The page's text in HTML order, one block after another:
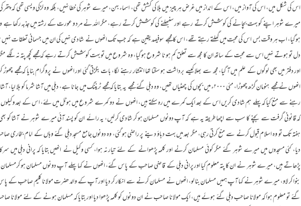
اس کی شکل میں، اس کی آواز میں، اس کے انداز میں غرض ہر چیز میں بلا کی کشش تھی، اسماء بہن، میرے شوہر کی خطا نہیں، بلکہ وہ لڑکی ویسی تھی کہ
میرے شوہر اپنے کو بہت بچانے کی کوشش کرتے رہے اور سنبھلنے کی کوشش کرتے رہے، مگر اللہ نے مرد و عورت کے رشتہ میں جذبہ رکھا ہے
ہو گیا، اب ہر وقت بس اس کی محبت میں گھلتے رہتے تھے، اس کا مجھے سوفیصد یقین ہے کہ جب تک انھوں نے شادی نہیں کی ان میں جسمانی تعلقات
دل تو ہوتے نہیں اس سے محبت کے ساتھ ان کا مجھ سے تعلق کم ہو نا شروع ہو گیا، وہ شروع میں تو بہت کوشش کرتے رہے کہ مجھے کچھ پتہ نہ لگے مگر
اور دفتر میں بھی لوگوں کے علم میں آ گیا، مجھ سے بھلا کیسے برداشت ہو سکتا تھا انتشار رہنے لگا، بات بگڑتی گئی اور انھوں نے پروگرام بنایا کہ
انھوں نے مجھے ہنومان گڑھ چھوڑا، مئی ۲۰۰۰ء میں بچوں کی چھٹیاں تھیں، وہ دہلی گئے مجھے یہ بتایا کہ مجھے ٹریننگ میں جانا ہے، دہلی میں
رہنے سے منع کیا کہ پہلے ہم شادی کریں اس کے بعد ایک کمرے میں رہ سکتے ہیں، انھوں نے دو کمرے شروع میں ہوٹل میں لئے، اس کے بعد
کہ قانونی گرفت سے بچنے کا سب سے اچھا طریقہ یہ ہے کہ آپ دونوں مسلمان ہو کر شادی کر لیں، یہ رائے ان کو پسند آئی میرے شوہر نے آشا کو
ہفتہ تک تو وہ اسلام قبول کرنے سے منع کرتی رہی، مگر بعد میں بہت دباؤ دینے پر راضی ہو گئی، وہ دونوں جامع مسجد دہلی گئے وہاں کے امام
دیا، کئی مسجدوں میں میرے شوہر گئے مگر کوئی مسلمان کرنے اور کلمہ پڑھوانے کے لئے تیار نہ ہوا، کسی وکیل نے انھیں بتایا کہ پرانی دہلی
پڑھاتے ہیں، میرے شوہر نے ان کا پتہ معلوم کیا اور پرانی دہلی کے قاضی صاحب کے پاس گئے، انھوں نے کہا پہلے آپ دونوں مسلمان ہو
بنوا کر لاو، میرے شوہر نے کہا آپ ہمیں مسلمان بنا لو، انھوں نے مسلمان کرنے سے انکار کر دیا اور آپ کے والد حضرت مولانا کلیم صاحب کے
گئے تو معلوم ہوا کہ مولانا صاحب دہلی گئے ہوئے ہیں، ایک مولانا صاحب نے ان دونوں کو کلمہ پڑھوا دیا اور بتایا کہ مسلمان ہونے کے لئے